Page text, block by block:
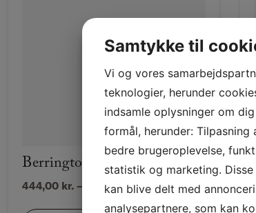
Berrington Blue – No. 14
444,00 kr. – 1.925,00kr.Prisinterval:
Samtykke til
Vi og vores
teknologier, herunder
indsamle oplysninger om
formål, herunder: Tilpasning
bedre brugeroplevelse,
statistik og marketing.
kan blive delt med
analysepartnere, som kan